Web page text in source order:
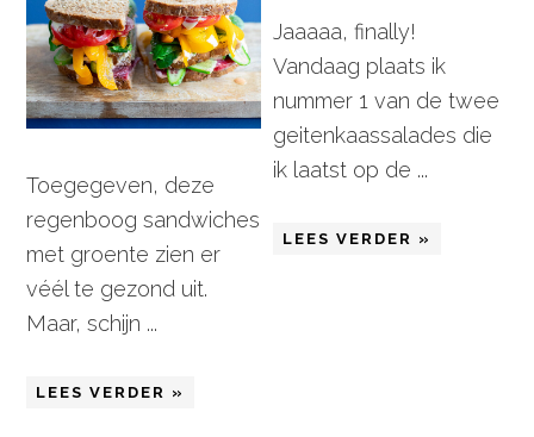
Toegegeven, deze
regenboog sandwiches
met groente zien er
véél te gezond uit.
Maar, schijn ...
LEES VERDER »
Jaaaaa, finally!
Vandaag plaats ik
nummer 1 van de twee
geitenkaassalades die
ik laatst op de ...
LEES VERDER »